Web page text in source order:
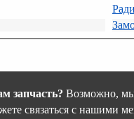
запчасть? Возможно, мы
связаться с нашими